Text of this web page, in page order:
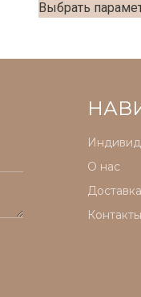
Выбрать
О нас
Доставка
Контакты